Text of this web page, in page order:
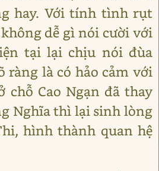
hay. Với tính tình rụt
dễ gì nói cười với
tại lại chịu nói đùa
ràng là có hảo cảm với
chỗ Cao Ngạn đã thay
Nghĩa thì lại sinh lòng
hình thành quan hệ